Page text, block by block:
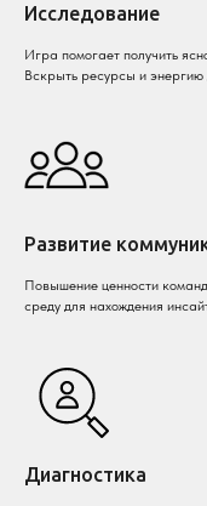
Исследование
Игра помогает получить
Вскрыть ресурсы и энергию
Развитие
Повышение ценности
среду для нахождения
Диагностика